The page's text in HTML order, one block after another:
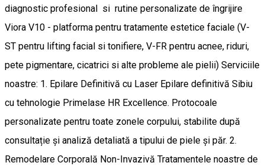
diagnostic profesional si rutine personalizate de îngrijire
Viora V10 - platforma pentru tratamente estetice faciale (V-
ST pentru lifting facial si tonifiere, V-FR pentru acnee, riduri,
pete pigmentare, cicatrici si alte probleme ale pielii) Serviciile
noastre: 1. Epilare Definitivă cu Laser Epilare definitivă Sibiu
cu tehnologie Primelase HR Excellence. Protocoale
personalizate pentru toate zonele corpului, stabilite după
consultație și analiză detaliată a tipului de piele și păr. 2.
Remodelare Corporală Non-Invazivă Tratamentele noastre de